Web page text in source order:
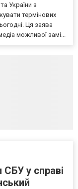
України з
термінових
Ця заява
можливої замі...
СБУ у справі